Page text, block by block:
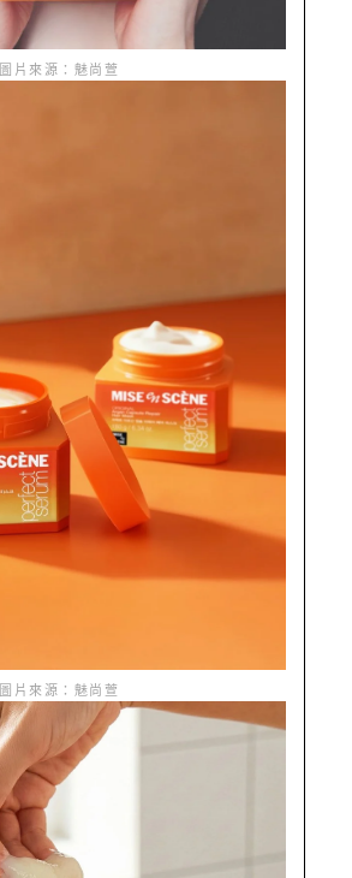
圖片來源：魅尚萱
圖片來源：魅尚萱